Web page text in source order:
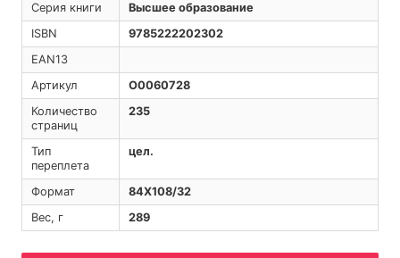
Серия книги
Высшее образование
ISBN
9785222202302
EAN13
Артикул
O0060728
Количество
страниц
235
Тип
переплета
цел.
Формат
84Х108/32
Вес, г
289